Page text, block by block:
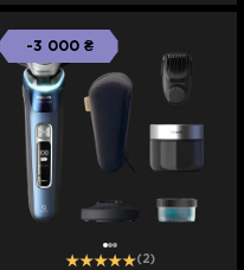
-3 000 ₴
(2)